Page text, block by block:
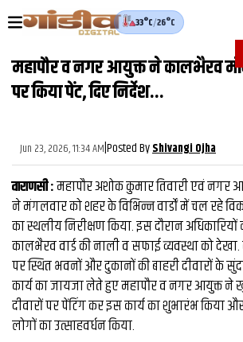
33°C/26°C
वीडियोज़
वाराणसी न्यूज़
राजनीति
फिल्मी
साहित्य
संस्कृति
ख़ान पान और जीवनशैली
अंतरराष्ट्रीय
फैक्ट चेक
महापौर व नगर आयुक्त ने कालभैरव
पर किया पेंट, दिए निर्देश...
Jun 23, 2026, 11:34 AM|Posted ByShivangi Ojha
वाराणसी : महापौर अशोक कुमार तिवारी एवं नगर
ने मंगलवार को शहर के विभिन्न वार्डों में चल रहे
का स्थलीय निरीक्षण किया. इस दौरान
कालभैरव वार्ड की नाली व सफाई व्यवस्था को
पर स्थित भवनों और दुकानों की बाहरी दीवारों के
कार्य का जायजा लेते हुए महापौर व नगर आयुक्त ने
दीवारों पर पेंटिंग कर इस कार्य का शुभारंभ किया
लोगों का उत्साहवर्धन किया.